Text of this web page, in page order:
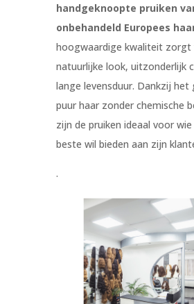
handgeknoopte pruiken
onbehandeld Europees
hoogwaardige kwaliteit zorgt
natuurlijke look, uitzonderlijk
lange levensduur. Dankzij het
puur haar zonder chemische
zijn de pruiken ideaal voor
beste wil bieden aan zijn
.